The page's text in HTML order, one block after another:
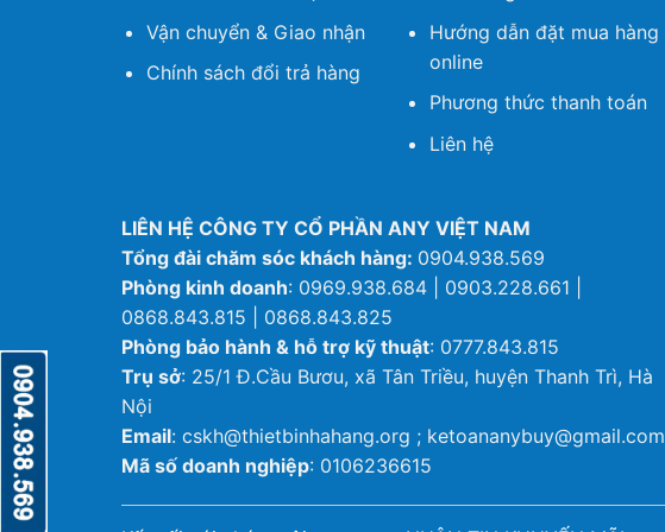
Vận chuyển & Giao nhận
Chính sách đổi trả hàng
Hướng dẫn đặt mua hàng
online
Phương thức thanh toán
Liên hệ
LIÊN HỆ CÔNG TY CỔ PHẦN ANY VIỆT NAM
Tổng đài chăm sóc khách hàng: 0904.938.569
Phòng kinh doanh: 0969.938.684 | 0903.228.661 |
0868.843.815 | 0868.843.825
Phòng bảo hành & hỗ trợ kỹ thuật: 0777.843.815
Trụ sở: 25/1 Đ.Cầu Bươu, xã Tân Triều, huyện Thanh Trì, Hà
Nội
Email: cskh@thietbinhahang.org ; ketoananybuy@gmail.com
Mã số doanh nghiệp: 0106236615